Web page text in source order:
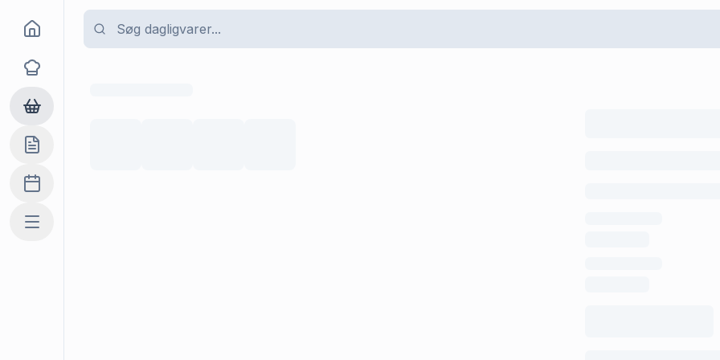
Goma
Opskrifter
Dagligvarer
Indkøbslisten
Madplan
Mere